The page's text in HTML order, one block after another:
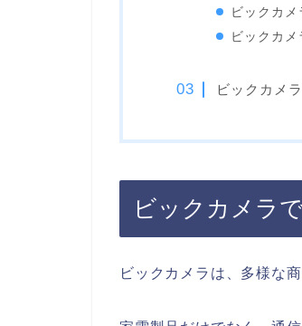
ビックカ
ビックカ
ビックカメ
ビックカメラ
ビックカメラは、多様な